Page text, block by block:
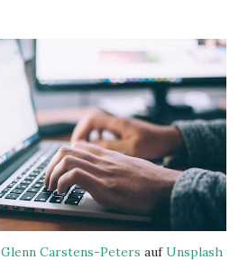
Glenn Carstens-Peters aufUnsplash